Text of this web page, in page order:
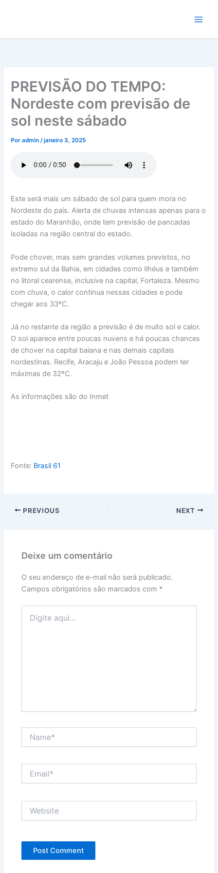
conteúdo
PREVISÃO DO TEMPO:
Nordeste com previsão de
sol neste sábado
Poradmin/janeiro 3, 2025
Este será mais um sábado de sol para quem mora no
Nordeste do país. Alerta de chuvas intensas apenas para o
estado do Maranhão, onde tem previsão de pancadas
isoladas na região central do estado.
Pode chover, mas sem grandes volumes previstos, no
extremo sul da Bahia, em cidades como Ilhéus e também
no litoral cearense, inclusive na capital, Fortaleza. Mesmo
com chuva, o calor continua nessas cidades e pode
chegar aos 33ºC.
Já no restante da região a previsão é de muito sol e calor.
O sol aparece entre poucas nuvens e há poucas chances
de chover na capital baiana e nas demais capitais
nordestinas. Recife, Aracaju e João Pessoa podem ter
máximas de 32ºC.
As informações são do Inmet
Fonte: Brasil 61
PREVIOUS NEXT
Deixe um comentário
O seu endereço de e-mail não será publicado.
Campos obrigatórios são marcados com *
aqui...